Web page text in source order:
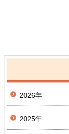
2026年
2025年